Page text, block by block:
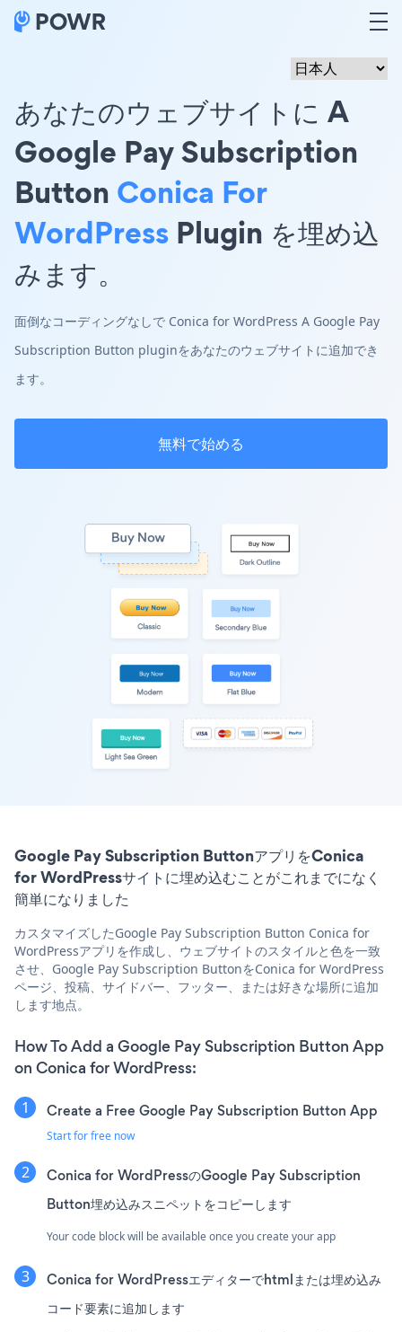
あなたのウェブサイトに A
Google Pay Subscription
Button Conica For
WordPress Plugin を埋め込
みます。
面倒なコーディングなしで Conica for WordPress A Google Pay
Subscription Button pluginをあなたのウェブサイトに追加でき
ます。
無料で始める
Google Pay Subscription ButtonアプリをConica
for WordPressサイトに埋め込むことがこれまでになく
簡単になりました
カスタマイズしたGoogle Pay Subscription Button Conica for
WordPressアプリを作成し、ウェブサイトのスタイルと色を一致
させ、Google Pay Subscription ButtonをConica for WordPress
ページ、投稿、サイドバー、フッター、または好きな場所に追加
します地点。
How To Add a Google Pay Subscription Button App
on Conica for WordPress:
Create a Free Google Pay Subscription Button App
Start for free now
Conica for WordPressのGoogle Pay Subscription
Button埋め込みスニペットをコピーします
Your code block will be available once you create your app
Conica for WordPressエディターでhtmlまたは埋め込み
コード要素に追加します